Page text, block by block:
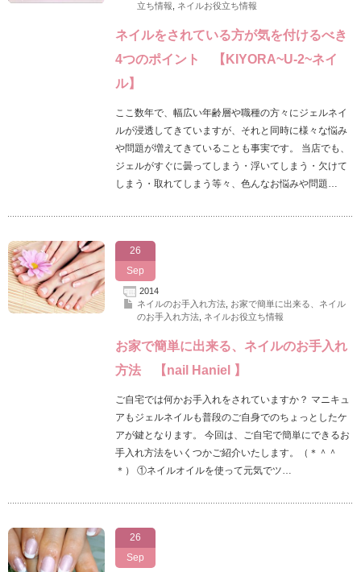
立ち情報
ネイルお役立ち情報
ネイルをされている方が気を付けるべき
4つのポイント 【KIYORA~U-2~ネイ
ル】
ここ数年で、幅広い年齢層や職種の方々にジェルネイ
ルが浸透してきていますが、それと同時に様々な悩み
や問題が増えてきていることも事実です。 当店でも、
ジェルがすぐに曇ってしまう・浮いてしまう・欠けて
しまう・取れてしまう等々、色んなお悩みや問題…
26
Sep
2014
ネイルのお手入れ方法, お家で簡単に出来る、ネイル
のお手入れ方法, ネイルお役立ち情報
お家で簡単に出来る、ネイルのお手入れ
方法 【nail Haniel 】
ご自宅では何かお手入れをされていますか？ マニキュ
アもジェルネイルも普段のご自身でのちょっとしたケ
アが鍵となります。 今回は、ご自宅で簡単にできるお
手入れ方法をいくつかご紹介いたします。（＊＾＾
＊） ①ネイルオイルを使って元気でツ…
26
Sep